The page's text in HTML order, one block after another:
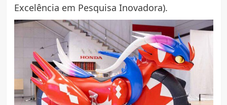
Excelência em Pesquisa Inovadora).